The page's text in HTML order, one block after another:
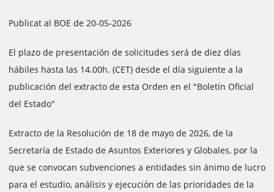
Publicat al BOE de 20-05-2026
El plazo de presentación de solicitudes será de diez días
hábiles hasta las 14.00h. (CET) desde el día siguiente a la
publicación del extracto de esta Orden en el "Boletín Oficial
del Estado"
Extracto de la Resolución de 18 de mayo de 2026, de la
Secretaría de Estado de Asuntos Exteriores y Globales, por la
que se convocan subvenciones a entidades sin ánimo de lucro
para el estudio, análisis y ejecución de las prioridades de la